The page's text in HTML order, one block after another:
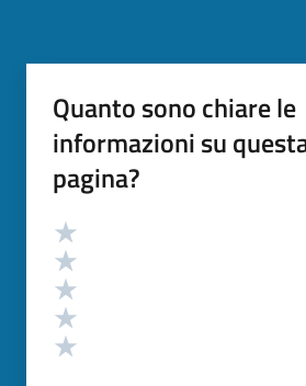
Quanto sono chiare le
informazioni su
pagina?
Valutazione